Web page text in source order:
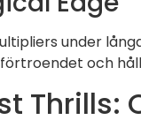
under
och
Thrills: